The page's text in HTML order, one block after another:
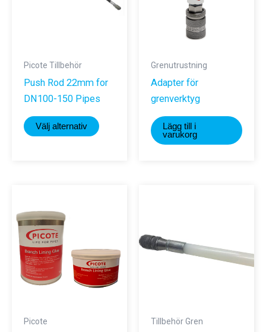
Picote Tillbehör
Push Rod 22mm for
DN100-150 Pipes
Välj alternativ
Den
alternativen
kan
väljas
Grenutrustning
Adapter för
grenverktyg
Lägg till i
varukorg
Picote Tillbehör Gren